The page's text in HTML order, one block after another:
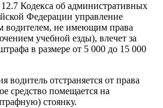
12.7 Кодекса об административных
Федерации управление
водителем, не имеющим права
учебной езды), влечет за
в размере от 5 000 до 15 000
водитель отстраняется от права
средство помещается на
стоянку.